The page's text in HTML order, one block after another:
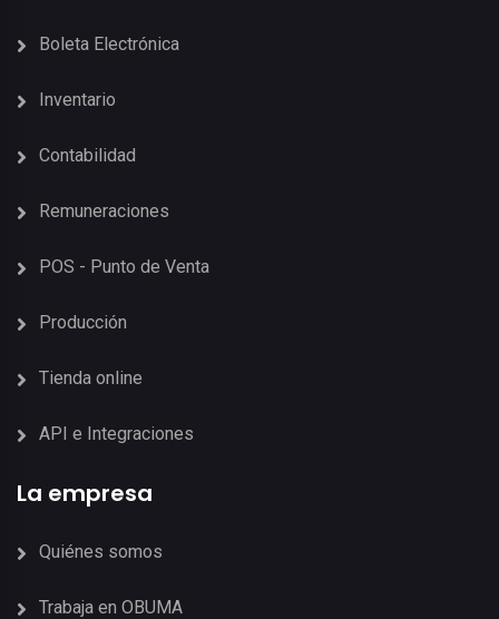
Boleta Electrónica
Inventario
Contabilidad
Remuneraciones
POS - Punto de Venta
Producción
Tienda online
API e Integraciones
La empresa
Quiénes somos
Trabaja en OBUMA